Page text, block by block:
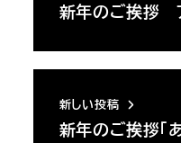
新年のご挨拶
新しい投稿
新年のご挨拶「